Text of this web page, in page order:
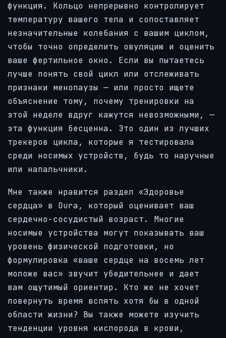
функция. Кольцо непрерывно контролирует
температуру вашего тела и сопоставляет
незначительные колебания с вашим циклом,
чтобы точно определить овуляцию и оценить
ваше фертильное окно. Если вы пытаетесь
лучше понять свой цикл или отслеживать
признаки менопаузы — или просто ищете
объяснение тому, почему тренировки на
этой неделе вдруг кажутся невозможными, —
эта функция бесценна. Это один из лучших
трекеров цикла, которые я тестировала
среди носимых устройств, будь то наручные
или напальчники.
Мне также нравится раздел «Здоровье
сердца» в Oura, который оценивает ваш
сердечно-сосудистый возраст. Многие
носимые устройства могут показывать ваш
уровень физической подготовки, но
формулировка «ваше сердце на восемь лет
моложе вас» звучит убедительнее и дает
вам ощутимый ориентир. Кто же не хочет
повернуть время вспять хотя бы в одной
области жизни? Вы также можете изучить
тенденции уровня кислорода в крови,